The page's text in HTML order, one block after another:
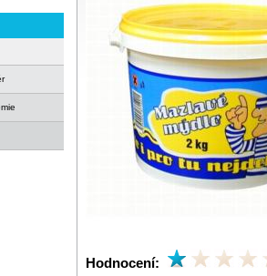
Hodnocení: